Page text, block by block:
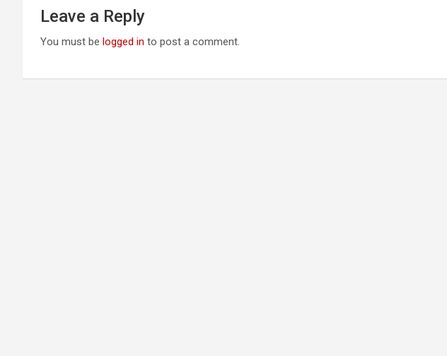
Leave a Reply
You must be logged in to post a comment.